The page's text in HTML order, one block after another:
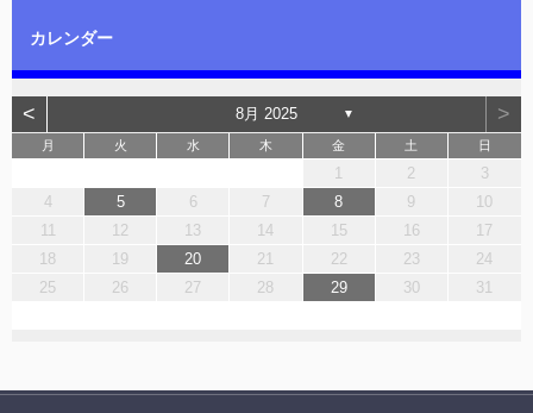
カレンダー
< 8月 2025 ▼ >
月 火 水 木 金 土 日
1 2
3
4
5 6 7 8 9
10
11
12 13 14 15 16
17
18
19 20 21 22 23
24
25
26 27 28 29 30 31